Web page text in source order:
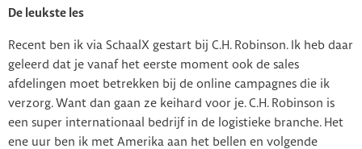
De leukste les
Recent ben ik via SchaalX gestart bij C.H. Robinson. Ik heb daar
geleerd dat je vanaf het eerste moment ook de sales
afdelingen moet betrekken bij de online campagnes die ik
verzorg. Want dan gaan ze keihard voor je. C.H. Robinson is
een super internationaal bedrijf in de logistieke branche. Het
ene uur ben ik met Amerika aan het bellen en volgende